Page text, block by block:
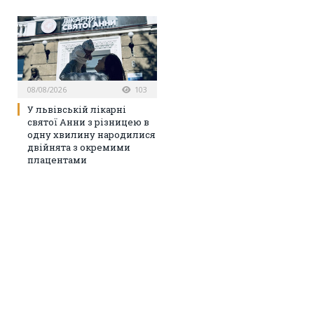
08/08/2026 103
У львівській лікарні
святої Анни з різницею в
одну хвилину народилися
двійнята з окремими
плацентами